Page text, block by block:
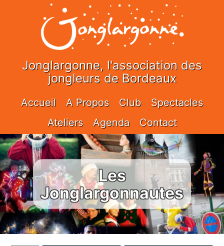
Jonglargonne, l'association des
jongleurs de Bordeaux
Accueil A Propos Club
Spectacles
Ateliers
Agenda Contact
Les
Jonglargonnautes